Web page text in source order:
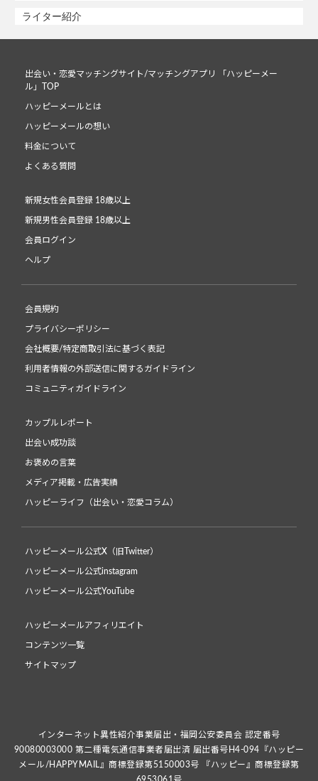
ライター紹介
出会い・恋愛マッチングサイト/マッチングアプリ 「ハッピーメー
ル」TOP
ハッピーメールとは
ハッピーメールの想い
料金について
よくある質問
新規女性会員登録 18歳以上
新規男性会員登録 18歳以上
会員ログイン
ヘルプ
会員規約
プライバシーポリシー
会社概要/特定商取引法に基づく表記
利用者情報の外部送信に関するガイドライン
コミュニティガイドライン
カップルレポート
出会い成功談
お褒めの言葉
メディア掲載・広告実績
ハッピーライフ（出会い・恋愛コラム）
ハッピーメール公式X（旧Twitter）
ハッピーメール公式instagram
ハッピーメール公式YouTube
ハッピーメールアフィリエイト
コンテンツ一覧
サイトマップ
インターネット異性紹介事業届出・福岡公安委員会 認定番号
90080003000 第二種電気通信事業者届出済 届出番号H4-094『ハッピー
メール/HAPPYMAIL』商標登録第5150003号 『ハッピー』商標登録第